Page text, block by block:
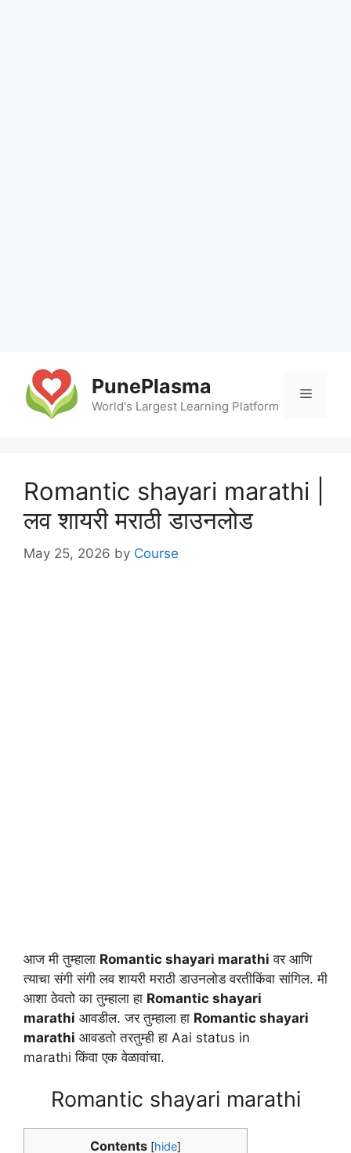
content
PunePlasma
World's Largest Learning Platform
Menu
Romantic shayari marathi |
लव शायरी मराठी डाउनलोड
May 25, 2026 by Course
आज मी तुम्हाला Romantic shayari marathi वर आणि
त्याचा संगी संगी लव शायरी मराठी डाउनलोड वरतीकिंवा सांगिल. मी
आशा ठेवतो का तुम्हाला हा Romantic shayari
marathi आवडील. जर तुम्हाला हा Romantic shayari
marathi आवडतो तरतुम्ही हा Aai status in
marathi किंवा एक वेळावांचा.
Romantic shayari marathi
Contents [hide]